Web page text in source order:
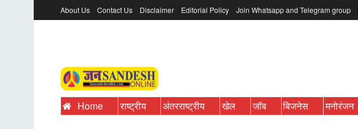
About Us Contact Us Disclaimer Editorial Policy Join Whatsapp and Telegram group
Home राष्ट्रीय अंतरराष्ट्रीय खेल जॉब बिजनेस मनोरंजन